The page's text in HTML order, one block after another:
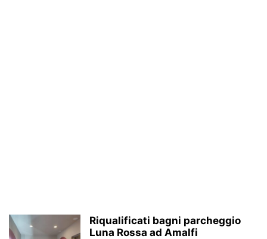
Riqualificati bagni parcheggio
Luna Rossa ad Amalfi